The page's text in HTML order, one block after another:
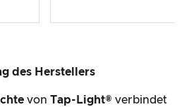
des Herstellers
von Tap-Light® verbindet